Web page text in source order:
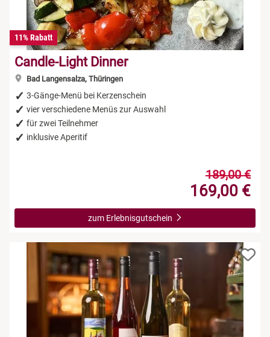
11% Rabatt
Candle-Light Dinner
Bad Langensalza, Thüringen
3-Gänge-Menü bei Kerzenschein
vier verschiedene Menüs zur Auswahl
für zwei Teilnehmer
inklusive Aperitif
189,00 €
169,00 €
zum Erlebnisgutschein